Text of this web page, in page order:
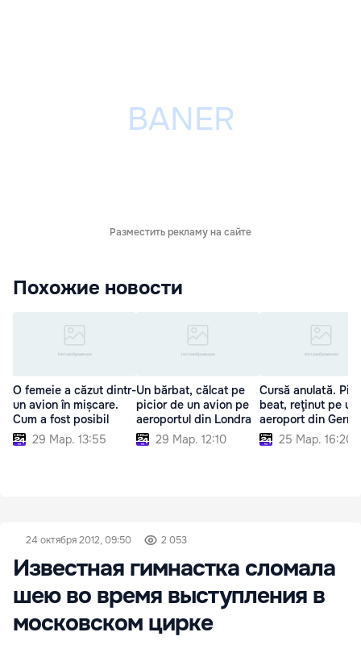
Разместить рекламу на сайте
Похожие новости
O femeie a căzut dintr-
un avion în mișcare.
Cum a fost posibil
29 Мар. 13:55
Un bărbat, călcat pe
picior de un avion pe
aeroportul din Londra
29 Мар. 12:10
Cursă anulată.
beat, reţinut pe un
aeroport din
25 Мар. 16:20
24 октября 2012, 09:50 2 053
Известная гимнастка сломала
шею во время выступления в
московском цирке